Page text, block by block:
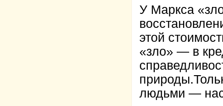
У Маркса
этой
«зло» — в
людьми —